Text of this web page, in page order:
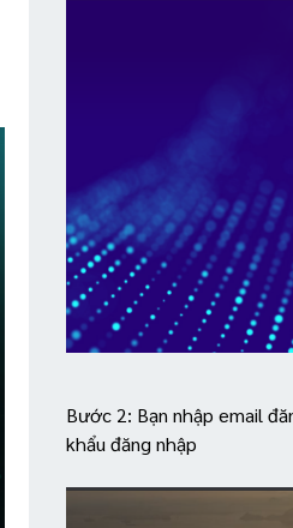
Bước 2: Bạn nhập email
khẩu đăng nhập